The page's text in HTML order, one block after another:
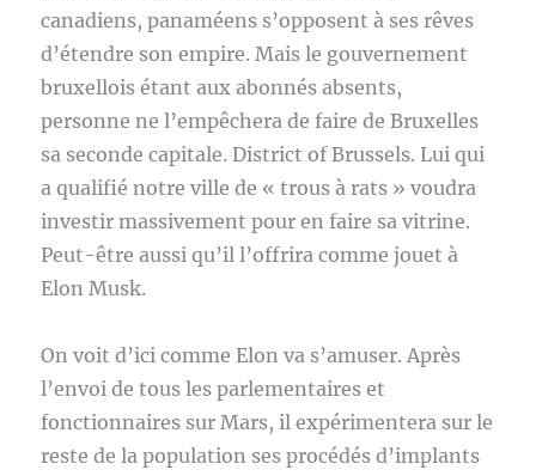
canadiens, panaméens s’opposent à ses rêves
d’étendre son empire. Mais le gouvernement
bruxellois étant aux abonnés absents,
personne ne l’empêchera de faire de Bruxelles
sa seconde capitale. District of Brussels. Lui qui
a qualifié notre ville de « trous à rats » voudra
investir massivement pour en faire sa vitrine.
Peut-être aussi qu’il l’offrira comme jouet à
Elon Musk.
On voit d’ici comme Elon va s’amuser. Après
l’envoi de tous les parlementaires et
fonctionnaires sur Mars, il expérimentera sur le
reste de la population ses procédés d’implants